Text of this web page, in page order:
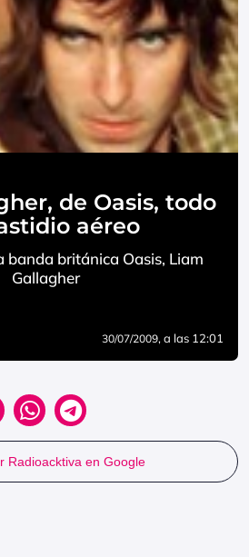
de Oasis, todo
aéreo
banda británica Oasis, Liam
Gallagher
30/07/2009, a las 12:01
Radioacktiva en Google